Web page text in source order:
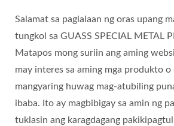
Salamat sa paglalaan ng oras upang
tungkol sa GUASS SPECIAL METAL
Matapos mong suriin ang aming
may interes sa aming mga produkto o
mangyaring huwag mag-atubiling
ibaba. Ito ay magbibigay sa amin ng
tuklasin ang karagdagang